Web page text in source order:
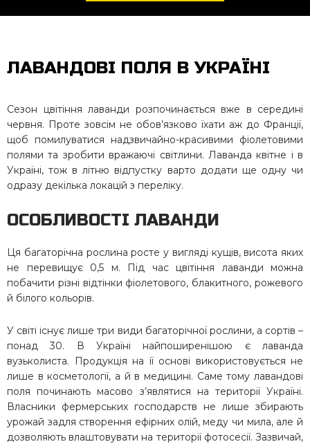
ЛАВАНДОВІ ПОЛЯ В УКРАЇНІ
Сезон цвітіння лаванди розпочинається вже в середині
червня. Проте зовсім не обов’язково їхати аж до Франції,
щоб помилуватися надзвичайно-красивими фіолетовими
полями та зробити вражаючі світлини. Лаванда квітне і в
Україні, тож в літню відпустку варто додати ще одну чи
одразу декілька локацій з переліку.
ОСОБЛИВОСТІ ЛАВАНДИ
Ця багаторічна рослина росте у вигляді кущів, висота яких
не перевищує 0,5 м. Під час цвітіння лаванди можна
побачити різні відтінки фіолетового, блакитного, рожевого
й білого кольорів.
У світі існує лише три види багаторічної рослини, а сортів –
понад 30. В Україні найпоширенішою є лаванда
вузьколиста. Продукція на її основі використовується не
лише в косметології, а й в медицині. Саме тому лавандові
поля починають масово з’являтися на території Україні.
Власники фермерських господарств не лише збирають
урожай задля створення ефірних олій, меду чи мила, але й
дозволяють влаштовувати на території фотосесії. Зазвичай,